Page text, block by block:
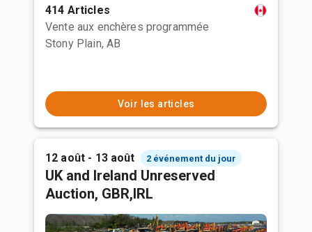
414 Articles
Vente aux enchères programmée
Stony Plain, AB
Voir les articles
12 août - 13 août 2 événement du jour
UK and Ireland Unreserved
Auction, GBR,IRL